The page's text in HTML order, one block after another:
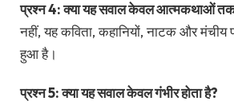
प्रश्न 4: क्या यह सवाल केवल आत्मकथाओं तक
नहीं, यह कविता, कहानियों, नाटक और मंचीय
हुआ है।
प्रश्न 5: क्या यह सवाल केवल गंभीर होता है?